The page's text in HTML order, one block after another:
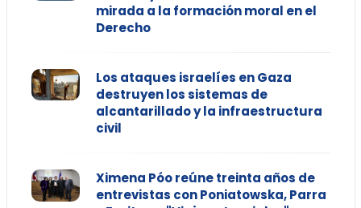
mirada a la formación moral en el
Derecho
Los ataques israelíes en Gaza
destruyen los sistemas de
alcantarillado y la infraestructura
civil
Ximena Póo reúne treinta años de
entrevistas con Poniatowska, Parra